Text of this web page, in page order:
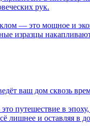
рук.
— это мощное и
изразцы
ваш дом сквозь
путешествие в
лишнее и оставляя в